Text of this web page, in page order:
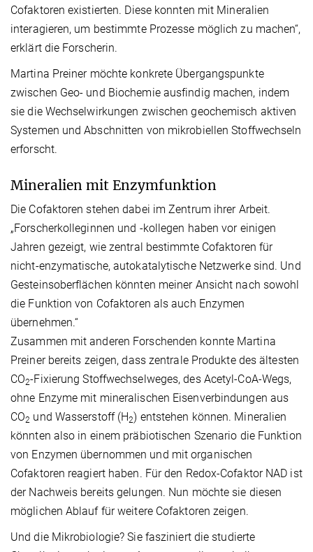
Cofaktoren existierten. Diese konnten mit Mineralien
interagieren, um bestimmte Prozesse möglich zu machen“,
erklärt die Forscherin.
Martina Preiner möchte konkrete Übergangspunkte
zwischen Geo- und Biochemie ausfindig machen, indem
sie die Wechselwirkungen zwischen geochemisch aktiven
Systemen und Abschnitten von mikrobiellen Stoffwechseln
erforscht.
Mineralien mit Enzymfunktion
Die Cofaktoren stehen dabei im Zentrum ihrer Arbeit.
„Forscherkolleginnen und -kollegen haben vor einigen
Jahren gezeigt, wie zentral bestimmte Cofaktoren für
nicht-enzymatische, autokatalytische Netzwerke sind. Und
Gesteinsoberflächen könnten meiner Ansicht nach sowohl
die Funktion von Cofaktoren als auch Enzymen
übernehmen.“
Zusammen mit anderen Forschenden konnte Martina
Preiner bereits zeigen, dass zentrale Produkte des ältesten
CO2-Fixierung Stoffwechselweges, des Acetyl-CoA-Wegs,
ohne Enzyme mit mineralischen Eisenverbindungen aus
CO2 und Wasserstoff (H2) entstehen können. Mineralien
könnten also in einem präbiotischen Szenario die Funktion
von Enzymen übernommen und mit organischen
Cofaktoren reagiert haben. Für den Redox-Cofaktor NAD ist
der Nachweis bereits gelungen. Nun möchte sie diesen
möglichen Ablauf für weitere Cofaktoren zeigen.
Und die Mikrobiologie? Sie fasziniert die studierte